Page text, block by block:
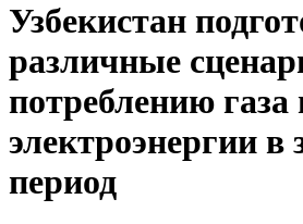
Узбекистан
различные
потреблению газа
электроэнергии в
период